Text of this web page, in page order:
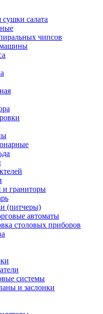
салата
чипсов
машины
и граниторы
(питчеры)
автоматы
столовых приборов
системы
и заслонки